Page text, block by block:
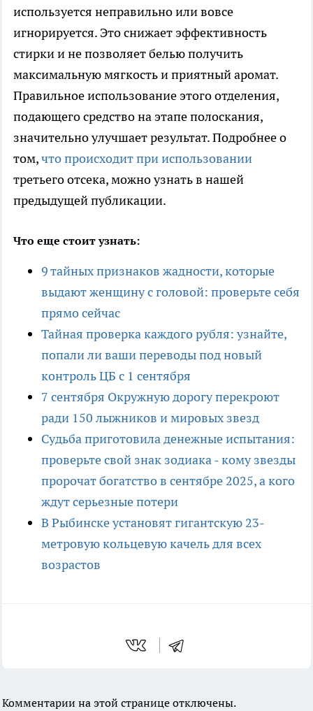
используется неправильно или вовсе
игнорируется. Это снижает эффективность
стирки и не позволяет белью получить
максимальную мягкость и приятный аромат.
Правильное использование этого отделения,
подающего средство на этапе полоскания,
значительно улучшает результат. Подробнее о
том,что происходит при использовании
третьего отсека, можно узнать в нашей
предыдущей публикации.
Что еще стоит узнать:
9 тайных признаков жадности, которые
выдают женщину с головой: проверьте себя
прямо сейчас
Тайная проверка каждого рубля: узнайте,
попали ли ваши переводы под новый
контроль ЦБ с 1 сентября
7 сентября Окружную дорогу перекроют
ради 150 лыжников и мировых звезд
Судьба приготовила денежные испытания:
проверьте свой знак зодиака - кому звезды
пророчат богатство в сентябре 2025, а кого
ждут серьезные потери
В Рыбинске установят гигантскую 23-
метровую кольцевую качель для всех
возрастов
Комментарии на этой странице отключены.